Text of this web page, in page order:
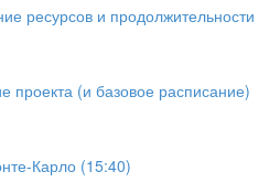
ресурсов и продолжительности
проекта (и базовое расписание)
Карло (15:40)